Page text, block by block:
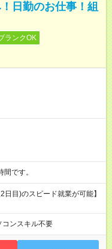
日勤のお仕事！組
ランクOK
時間です。
目)のスピード就業が可能】
コンスキル不要